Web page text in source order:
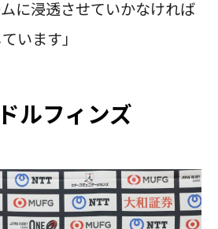
に浸透させていかなければ
います」
ルフィンズ